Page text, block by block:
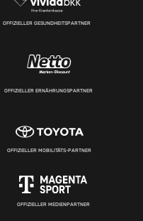
OFFIZIELLER GESUNDHEITSPARTNER
OFFIZIELLER ERNÄHRUNGSPARTNER
OFFIZIELLER MOBILITÄTS-PARTNER
OFFIZIELLER MEDIENPARTNER